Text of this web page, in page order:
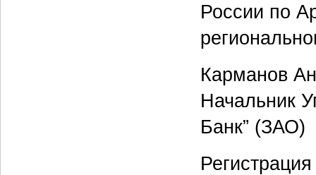
России по
Карманов
Начальник
Банк” (ЗАО)